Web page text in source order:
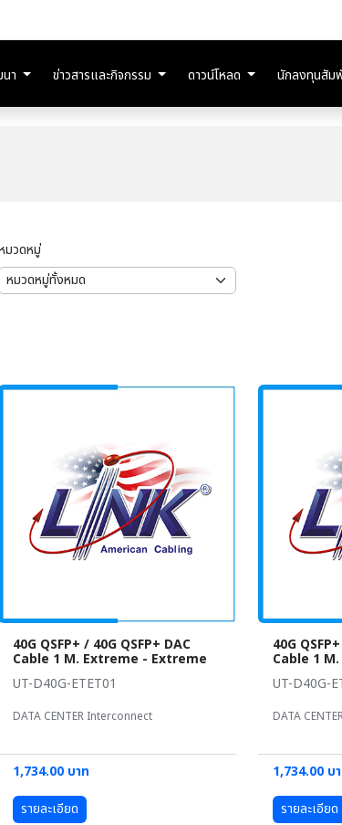
า ข่าวสารและกิจกรรม ดาวน์โหลด นักลงทุนสัม
มวดหมู่
40G QSFP+ / 40G QSFP+ DAC
Cable 1 M. Extreme - Extreme
UT-D40G-ETET01
DATA CENTER Interconnect
1,734.00 บาท
รายละเอียด
40G
Cable 1
UT-D40G-
DATA
1,734.00 บ
รายละเอียด